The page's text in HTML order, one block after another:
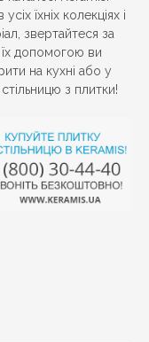
їхніх колекціях і
звертайтеся за
допомогою ви
на кухні або у
з плитки!